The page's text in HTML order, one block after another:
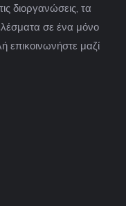
διοργανώσεις, τα
σε ένα μόνο
επικοινωνήστε μαζί